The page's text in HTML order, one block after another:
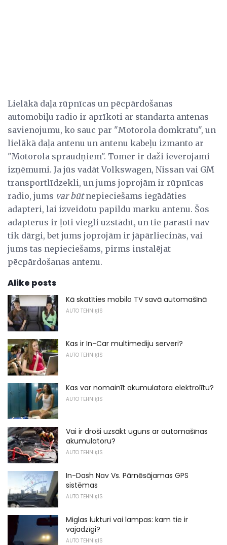
Lielākā daļa rūpnīcas un pēcpārdošanas
automobiļu radio ir aprīkoti ar standarta antenas
savienojumu, ko sauc par "Motorola domkratu", un
lielākā daļa antenu un antenu kabeļu izmanto ar
"Motorola spraudņiem". Tomēr ir daži ievērojami
izņēmumi. Ja jūs vadāt Volkswagen, Nissan vai GM
transportlīdzekli, un jums joprojām ir rūpnīcas
radio, jums var būtnepieciešams iegādāties
adapteri, lai izveidotu papildu marku antenu. Šos
adapterus ir ļoti viegli uzstādīt, un tie parasti nav
tik dārgi, bet jums joprojām ir jāpārliecinās, vai
jums tas nepieciešams, pirms instalējat
pēcpārdošanas antenu.
Alike posts
Kā skatīties mobilo TV savā automašīnā
AUTO TEHNIĶIS
Kas ir In-Car multimediju serveri?
AUTO TEHNIĶIS
Kas var nomainīt akumulatora elektrolītu?
AUTO TEHNIĶIS
Vai ir droši uzsākt uguns ar automašīnas
akumulatoru?
AUTO TEHNIĶIS
In-Dash Nav Vs. Pārnēsājamas GPS
sistēmas
AUTO TEHNIĶIS
Miglas lukturi vai lampas: kam tie ir
vajadzīgi?
AUTO TEHNIĶIS